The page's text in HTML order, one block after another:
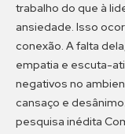
trabalho do que à
ansiedade. Isso
conexão. A falta
empatia e escuta-
negativos no
cansaço e
pesquisa inédita